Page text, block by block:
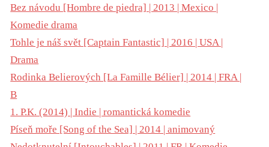
Bez návodu [Hombre de piedra] | 2013 | Mexico |
Komedie drama
Tohle je náš svět [Captain Fantastic] | 2016 | USA |
Drama
Rodinka Belierových [La Famille Bélier] | 2014 | FRA |
B
1. P.K. (2014) | Indie | romantická komedie
Píseň moře [Song of the Sea] | 2014 | animovaný